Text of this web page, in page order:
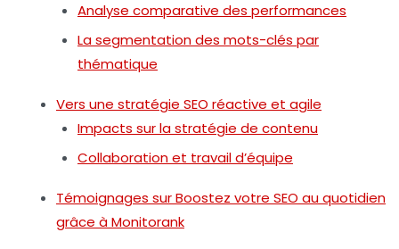
Analyse comparative des performances
La segmentation des mots-clés par
thématique
Vers une stratégie SEO réactive et agile
Impacts sur la stratégie de contenu
Collaboration et travail d’équipe
Témoignages sur Boostez votre SEO au quotidien
grâce à Monitorank